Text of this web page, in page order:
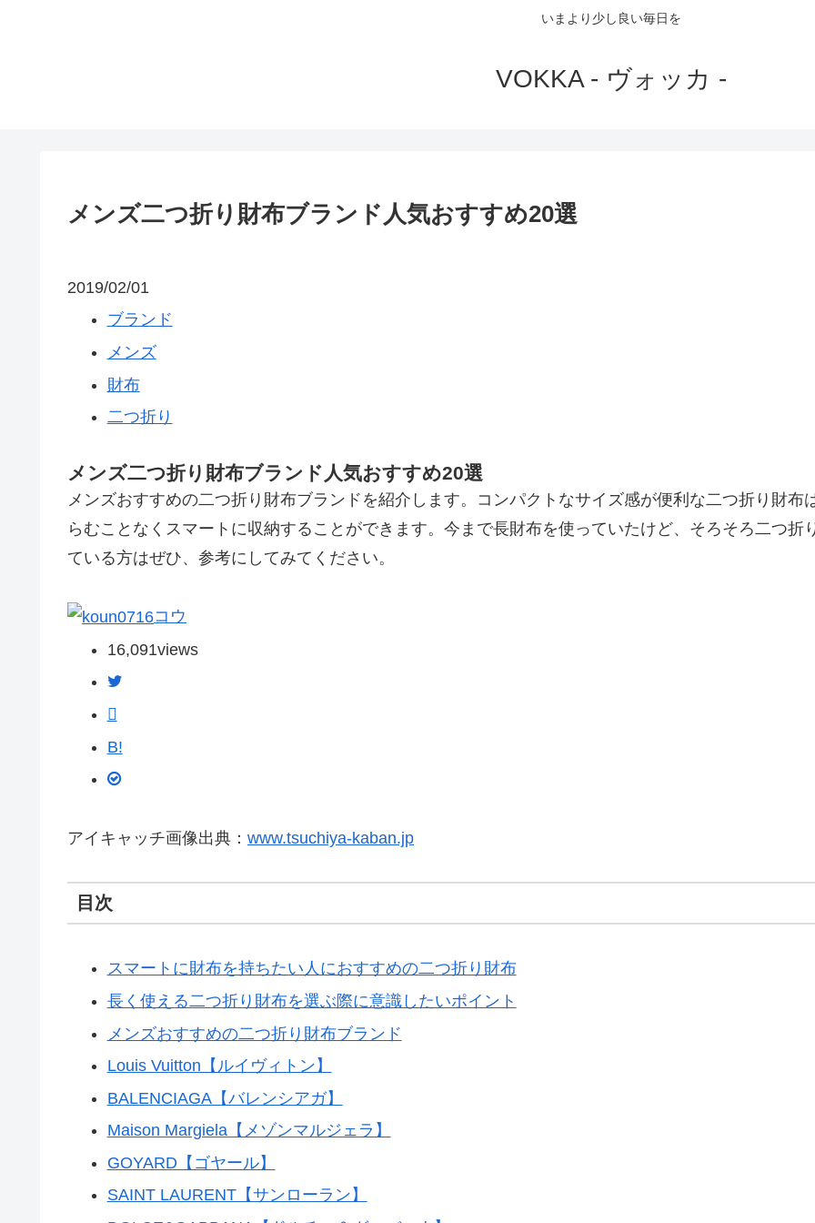
いまより少し良い毎日を
VOKKA - ヴォッカ -
メンズ二つ折り財布ブランド人気おすすめ20選
2019/02/01
ブランド
メンズ
財布
二つ折り
メンズ二つ折り財布ブランド人気おすすめ20選
メンズおすすめの二つ折り財布ブランドを紹介します。コンパクトなサイズ感が便利な二つ折り財
らむことなくスマートに収納することができます。今まで長財布を使っていたけど、そろそろ二つ
ている方はぜひ、参考にしてみてください。
コウ
16,091views
B!
アイキャッチ画像出典： www.tsuchiya-kaban.jp
目次
スマートに財布を持ちたい人におすすめの二つ折り財布
長く使える二つ折り財布を選ぶ際に意識したいポイント
メンズおすすめの二つ折り財布ブランド
Louis Vuitton【ルイヴィトン】
BALENCIAGA【バレンシアガ】
Maison Margiela【メゾンマルジェラ】
GOYARD【ゴヤール】
SAINT LAURENT【サンローラン】